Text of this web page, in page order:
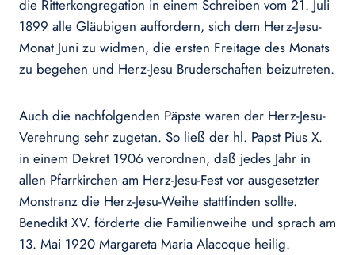
die Ritterkongregation in einem Schreiben vom 21. Juli
1899 alle Gläubigen auffordern, sich dem Herz-Jesu-
Monat Juni zu widmen, die ersten Freitage des Monats
zu begehen und Herz-Jesu Bruderschaften beizutreten.
Auch die nachfolgenden Päpste waren der Herz-Jesu-
Verehrung sehr zugetan. So ließ der hl. Papst Pius X.
in einem Dekret 1906 verordnen, daß jedes Jahr in
allen Pfarrkirchen am Herz-Jesu-Fest vor ausgesetzter
Monstranz die Herz-Jesu-Weihe stattfinden sollte.
Benedikt XV. förderte die Familienweihe und sprach am
13. Mai 1920 Margareta Maria Alacoque heilig.